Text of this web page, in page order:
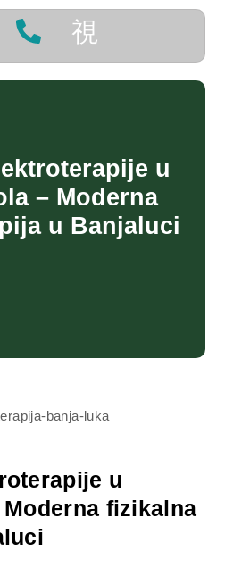
u
– Moderna
u Banjaluci
u
fizikalna